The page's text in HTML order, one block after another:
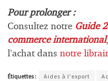
Pour prolonger :
Consultez notre Guide
commerce international
l’achat dans notre
Étiquettes : Aides à l'export